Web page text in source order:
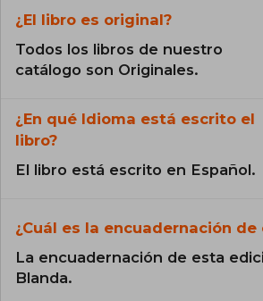
¿El libro es original?
Todos los libros de nuestro
catálogo son Originales.
¿En qué Idioma está escrito el
libro?
El libro está escrito en Español.
¿Cuál es la encuadernación de
La encuadernación de esta
Blanda.